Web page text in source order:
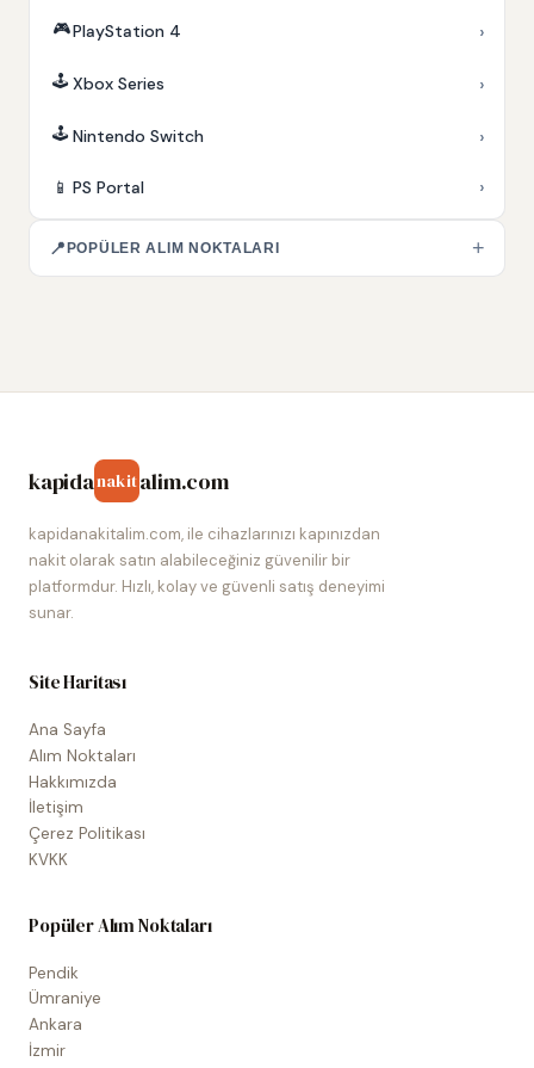
🎮PlayStation 4 ›
🕹️ Xbox Series ›
🕹️ Nintendo Switch ›
📱 PS Portal ›
📍 POPÜLER ALIM NOKTALARI +
kapidanakitalim.com
kapidanakitalim.com, ile cihazlarınızı kapınızdan
nakit olarak satın alabileceğiniz güvenilir bir
platformdur. Hızlı, kolay ve güvenli satış deneyimi
sunar.
Site Haritası
Ana Sayfa
Alım Noktaları
Hakkımızda
İletişim
Çerez Politikası
KVKK
Popüler Alım Noktaları
Pendik
Ümraniye
Ankara
İzmir